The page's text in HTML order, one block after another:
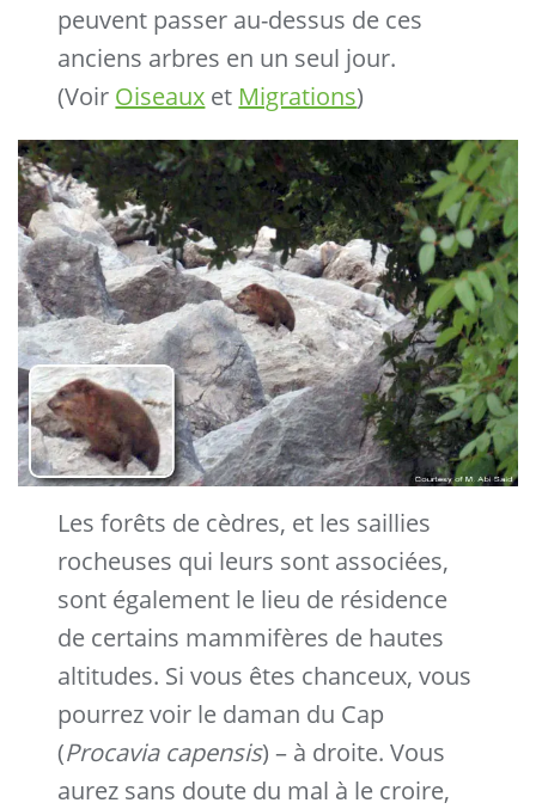
peuvent passer au-dessus de ces
anciens arbres en un seul jour.
(Voir Oiseaux et Migrations)
Les forêts de cèdres, et les saillies
rocheuses qui leurs sont associées,
sont également le lieu de résidence
de certains mammifères de hautes
altitudes. Si vous êtes chanceux, vous
pourrez voir le daman du Cap
(Procavia capensis) – à droite. Vous
aurez sans doute du mal à le croire,